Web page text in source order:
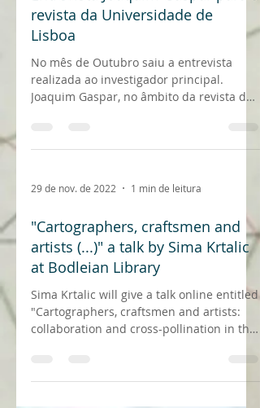
Entrevista Joaquim Gaspar para a
Lisboa
No mês de Outubro saiu a entrevista
ULisboa Nº 24. A revista...
29 de nov. de 2022 1 min de leitura
"Cartographers, craftsmen and
artists (...)" a talk by Sima Krtalic
at Bodleian Library
Sima Krtalic will give a talk online entitled
creation...